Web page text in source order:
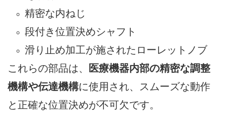
精密な内ねじ
段付き位置決めシャフト
滑り止め加工が施されたローレットノブ
これらの部品は、
医療機器内部の精密な調整
機構や伝達機構に使用され、スムーズな動作
と正確な位置決めが不可欠です。